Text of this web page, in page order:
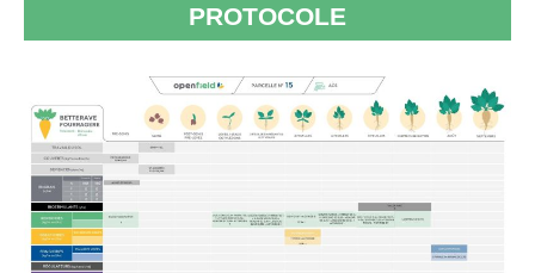
PROTOCOLE